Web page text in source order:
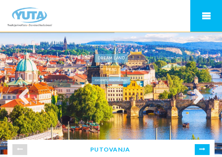
DREAM LAND
PRAG
AVIO KARTE BEOGRAD PRAG
PUTOVANJA